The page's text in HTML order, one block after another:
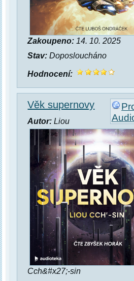
Zakoupeno: 14. 10. 2025
Stav: Doposloucháno
Hodnocení:
Věk supernovy
Autor: Liou
Cch&#x27;-sin